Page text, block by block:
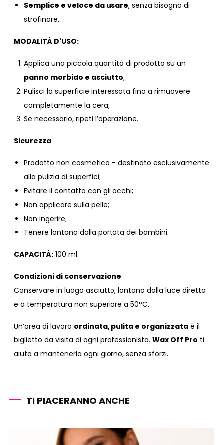
Semplice e veloce da usare, senza bisogno di
strofinare.
MODALITÀ D'USO:
Applica una piccola quantità di prodotto su un
panno morbido e asciutto;
Pulisci la superficie interessata fino a rimuovere
completamente la cera;
Se necessario, ripeti l’operazione.
Sicurezza
Prodotto non cosmetico – destinato esclusivamente
alla pulizia di superfici;
Evitare il contatto con gli occhi;
Non applicare sulla pelle;
Non ingerire;
Tenere lontano dalla portata dei bambini.
CAPACITÀ: 100 ml.
Condizioni di conservazione
Conservare in luogo asciutto, lontano dalla luce diretta
e a temperatura non superiore a 50°C.
Un’area di lavoro ordinata, pulita e organizzata è il
biglietto da visita di ogni professionista. Wax Off Pro ti
aiuta a mantenerla ogni giorno, senza sforzi.
TI PIACERANNO ANCHE